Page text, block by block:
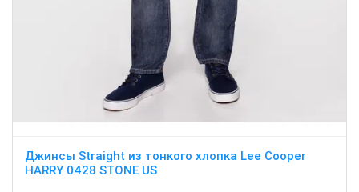
Джинсы Straight из тонкого хлопка Lee Cooper
HARRY 0428 STONE US